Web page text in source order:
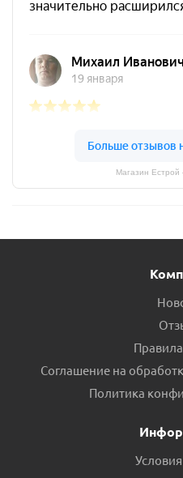
Магазин
Соглашение на
Политика